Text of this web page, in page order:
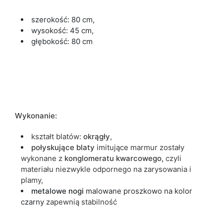
szerokość: 80 cm,
wysokość: 45 cm,
głębokość: 80 cm
Wykonanie:
kształt blatów: okrągły,
połyskujące blaty imitujące marmur zostały
wykonane z konglomeratu kwarcowego, czyli
materiału niezwykle odpornego na zarysowania i
plamy,
metalowe nogi malowane proszkowo na kolor
czarny zapewnią stabilność